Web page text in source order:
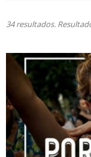
34 resultados.